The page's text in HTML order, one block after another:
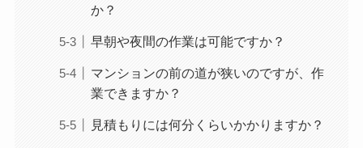
か？
早朝や夜間の作業は可能ですか？
マンションの前の道が狭いのですが、作
業できますか？
見積もりには何分くらいかかりますか？